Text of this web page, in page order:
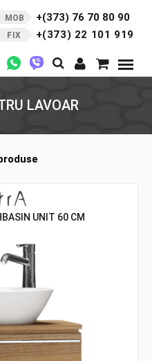
MOB +(373) 76 70 80 90
FIX +(373) 22 101 919
LAVOAR
UNIT 60 CM